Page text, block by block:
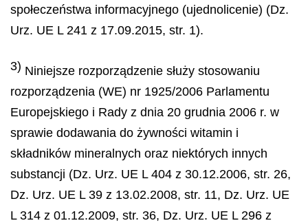
społeczeństwa informacyjnego (ujednolicenie) (Dz.
Urz. UE L 241 z 17.09.2015, str. 1).
3) Niniejsze rozporządzenie służy stosowaniu
rozporządzenia (WE) nr 1925/2006 Parlamentu
Europejskiego i Rady z dnia 20 grudnia 2006 r. w
sprawie dodawania do żywności witamin i
składników mineralnych oraz niektórych innych
substancji (Dz. Urz. UE L 404 z 30.12.2006, str. 26,
Dz. Urz. UE L 39 z 13.02.2008, str. 11, Dz. Urz. UE
L 314 z 01.12.2009, str. 36, Dz. Urz. UE L 296 z